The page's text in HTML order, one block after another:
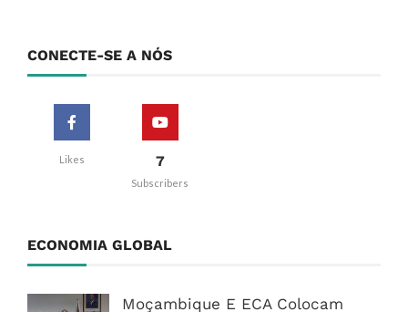
CONECTE-SE A NÓS
Likes 7
Subscribers
ECONOMIA GLOBAL
Moçambique E ECA Colocam